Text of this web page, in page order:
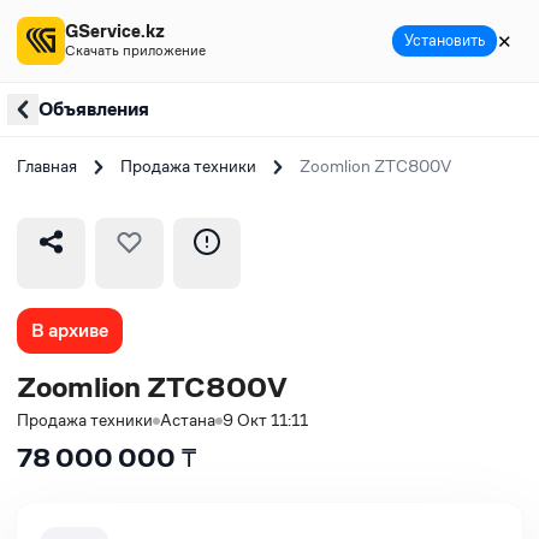
Объявления
Главная Продажа техники Zoomlion ZTC800V
В архиве
Zoomlion ZTC800V
Продажа техники Астана 9 Окт 11:11
78 000 000 ₸
GService.kz
Скачать приложение Установить ✕